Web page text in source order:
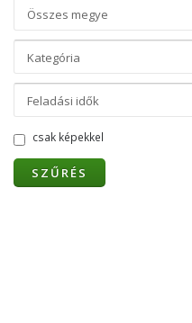
csak képekkel
SZŰRÉS